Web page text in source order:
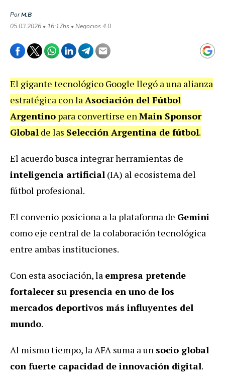
PorM.B
05.03.2026 • 16:17hs • Negocios 4.0
El gigante tecnológico Google llegó a una alianza
estratégica con laAsociación del Fútbol
Argentino para convertirse enMain Sponsor
Global de las Selección Argentina de fútbol.
El acuerdo busca integrar herramientas de
inteligencia artificial (IA) al ecosistema del
fútbol profesional.
El convenio posiciona a la plataforma de Gemini
como eje central de la colaboración tecnológica
entre ambas instituciones.
Con esta asociación, la empresa pretende
fortalecer su presencia en uno de los
mercados deportivos más influyentes del
mundo.
Al mismo tiempo, la AFA suma a un socio global
con fuerte capacidad de innovación digital.